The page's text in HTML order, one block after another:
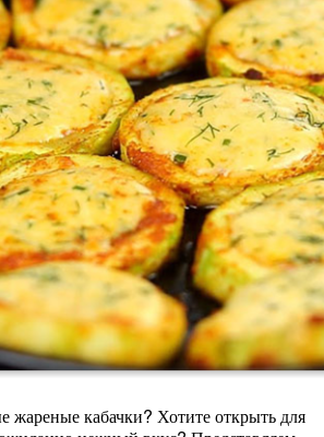
кабачки? Хотите открыть для